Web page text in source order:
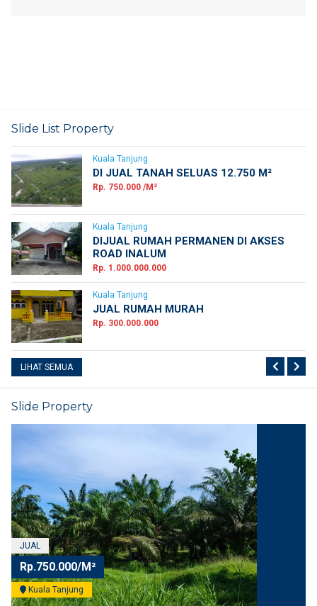
Slide List Property
Kuala Tanjung
DI JUAL TANAH SELUAS 12.750 M²
Rp. 750.000 /M²
Kuala Tanjung
DIJUAL RUMAH PERMANEN DI AKSES
ROAD INALUM
Rp. 1.000.000.000
Kuala Tanjung
JUAL RUMAH MURAH
Rp. 300.000.000
LIHAT SEMUA
Slide Property
JUAL
Rp.1.000.000.000
Kuala Tanjung